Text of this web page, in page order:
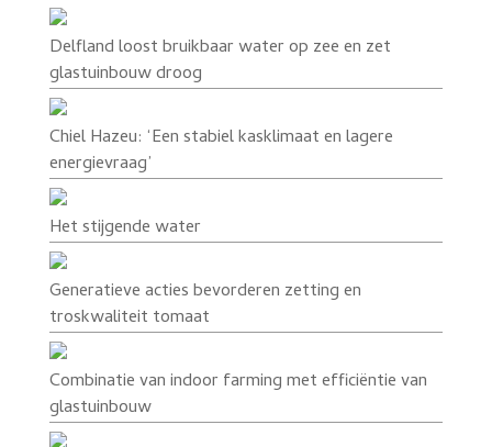
Delfland loost bruikbaar water op zee en zet
glastuinbouw droog
Chiel Hazeu: ‘Een stabiel kasklimaat en lagere
energievraag’
Het stijgende water
Generatieve acties bevorderen zetting en
troskwaliteit tomaat
Combinatie van indoor farming met efficiëntie van
glastuinbouw